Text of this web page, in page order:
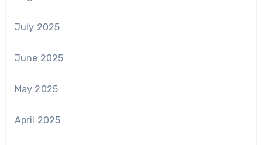
July 2025
June 2025
May 2025
April 2025